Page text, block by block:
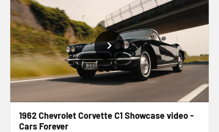
1962 Chevrolet Corvette C1 Showcase video -
Cars Forever